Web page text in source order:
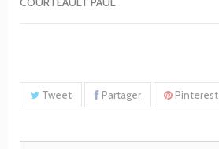
Tweet Partager Pinterest